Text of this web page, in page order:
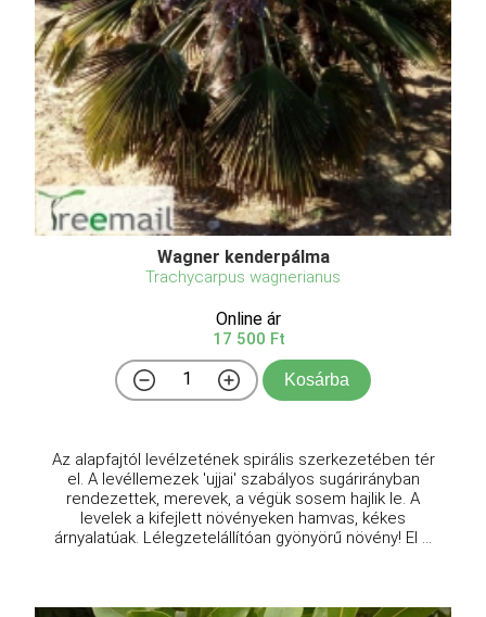
Wagner kenderpálma
Trachycarpus wagnerianus
Online ár
17 500 Ft
Kosárba
Az alapfajtól levélzetének spirális szerkezetében tér
el. A levéllemezek 'ujjai' szabályos sugárirányban
rendezettek, merevek, a végük sosem hajlik le. A
levelek a kifejlett növényeken hamvas, kékes
árnyalatúak. Lélegzetelállítóan gyönyörű növény! El ...